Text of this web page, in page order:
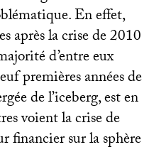
En effet,
après la crise de 2010
d’entre eux
premières années de
de l’iceberg, est en
voient la crise de
financier sur la sphère